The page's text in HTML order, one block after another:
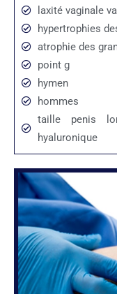
laxité vaginale
hypertrophies
atrophie des
point g
hymen
hommes
taille penis
hyaluronique